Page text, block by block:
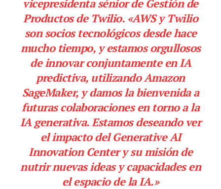
vicepresidenta sénior de Gestión de
Productos de Twilio. «AWSy Twilio
son socios tecnológicos desde hace
mucho tiempo, y estamos orgullosos
de innovar conjuntamente en IA
predictiva, utilizando Amazon
SageMaker, y damos la bienvenida a
futuras colaboraciones en torno a la
IA generativa. Estamos deseando ver
el impacto del Generative AI
Innovation Center y su misión de
nutrir nuevas ideas y capacidades en
el espacio de la IA.»